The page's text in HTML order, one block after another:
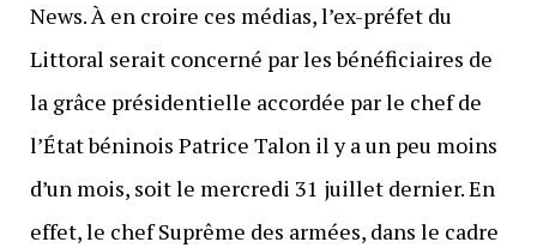
News. À en croire ces médias, l’ex-préfet du
Littoral serait concerné par les bénéficiaires de
la grâce présidentielle accordée par le chef de
l’État béninois Patrice Talon il y a un peu moins
d’un mois, soit le mercredi 31 juillet dernier. En
effet, le chef Suprême des armées, dans le cadre